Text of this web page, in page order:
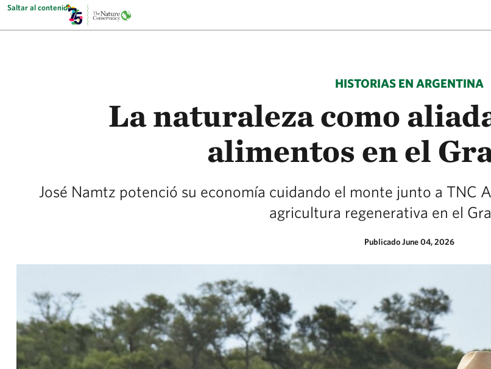
Saltar al contenido
HISTORIAS EN ARGENTINA
La naturaleza como
alimentos en el
José Namtz potenció su economía cuidando el monte junto a TNC
agricultura regenerativa en el
Publicado June 04, 2026